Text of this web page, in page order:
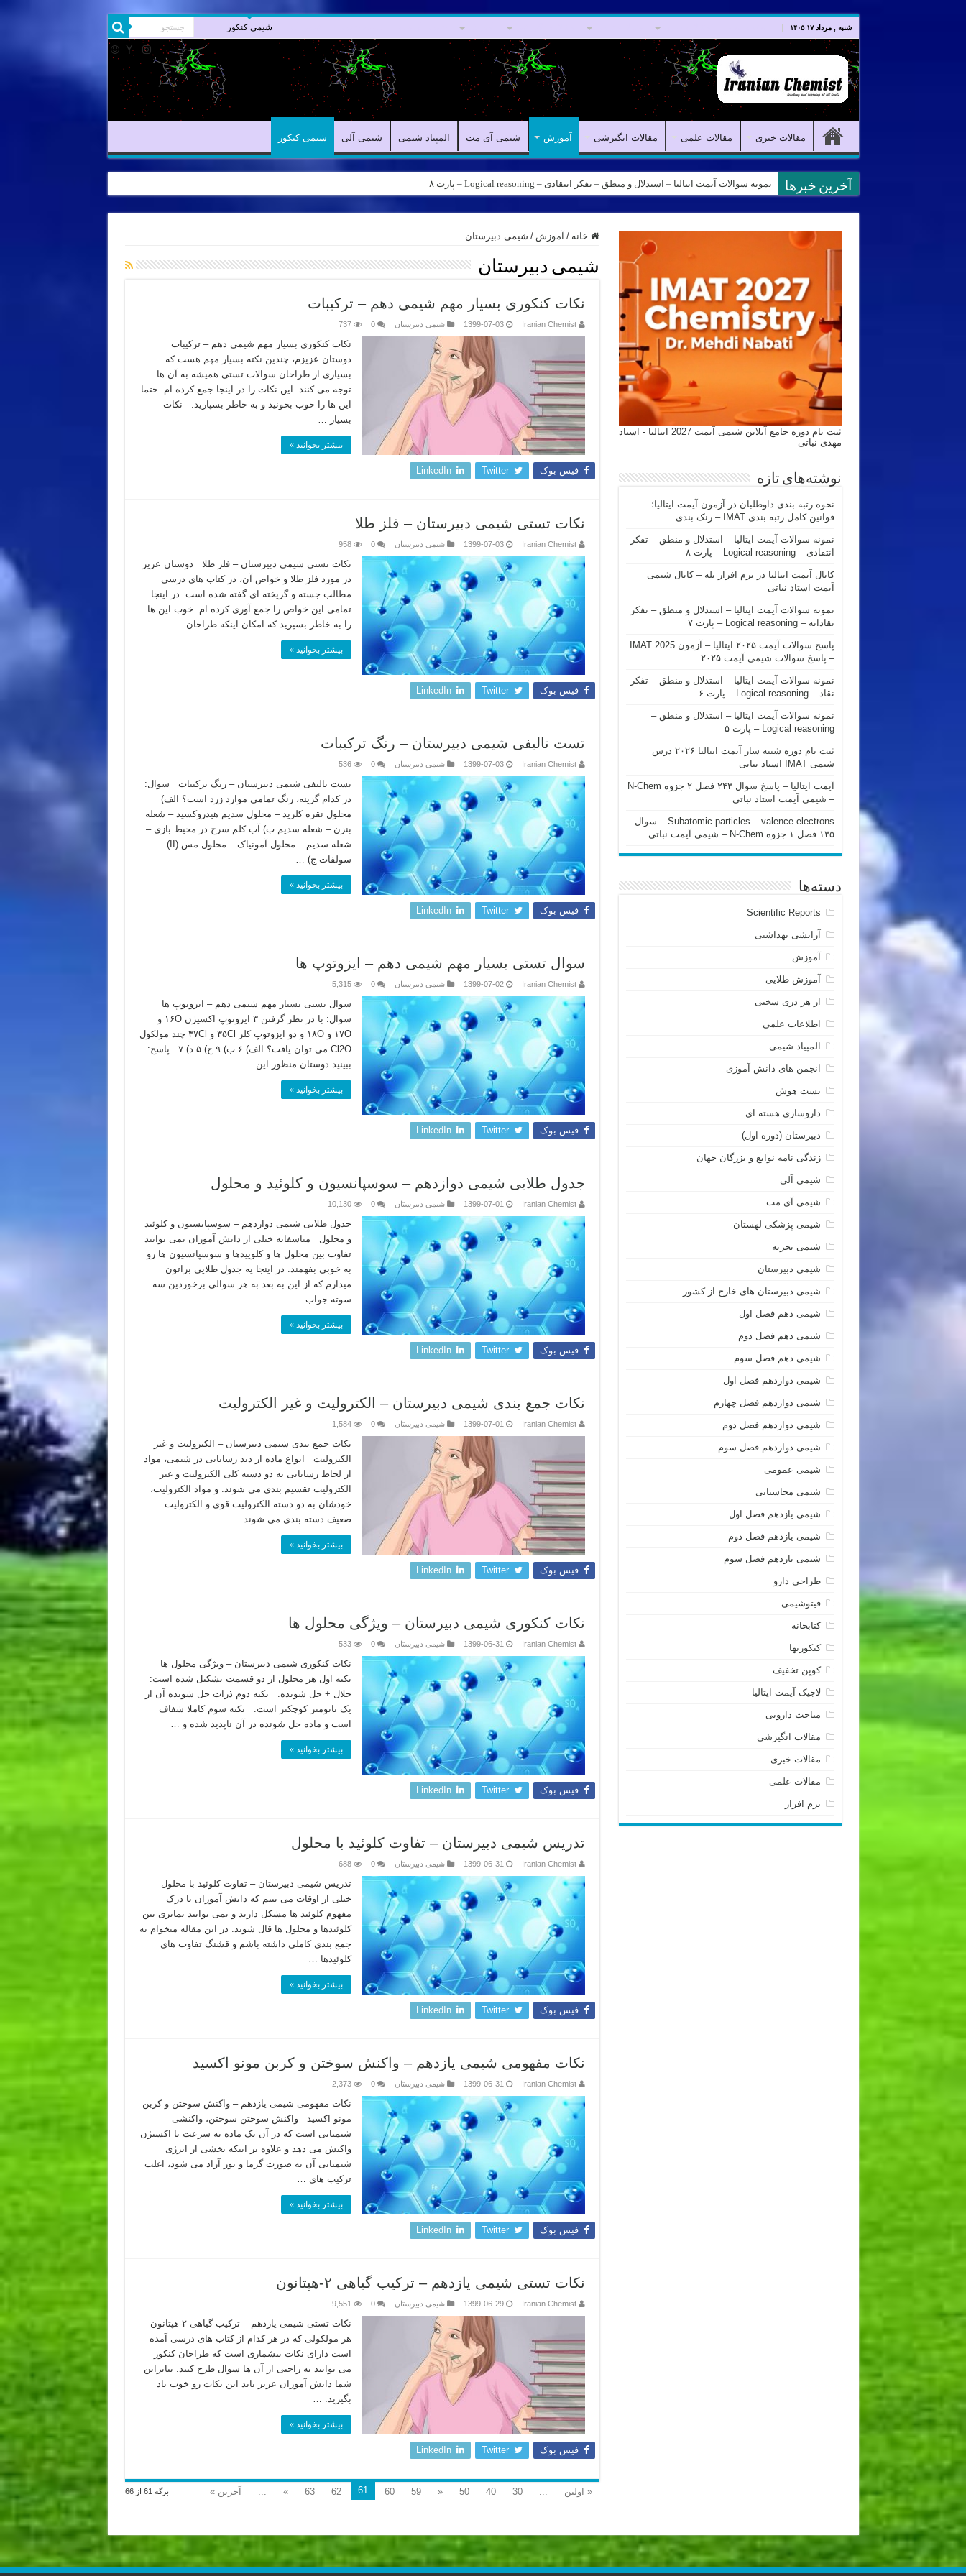
شنبه , مرداد ۱۷ ۱۴۰۵ شیمی کنکور
مقالات خبری مقالات علمی مقالات انگیزشی آموزش شیمی آی مت المپیاد شیمی شیمی آلی شیمی کنکور
آخرین خبرها نمونه سوالات آیمت ایتالیا – استدلال و منطق – تفکر انتقادی – Logical reasoning – پارت ۸
خانه / آموزش / شیمی دبیرستان
شیمی دبیرستان
نکات کنکوری بسیار مهم شیمی دهم – ترکیبات
Iranian Chemist
1399-07-03 شیمی دبیرستان 0
737
نکات کنکوری بسیار مهم شیمی دهم – ترکیبات
دوستان عزیزم، چندین نکته بسیار مهم هست که
بسیاری از طراحان سوالات تستی همیشه به آن ها
توجه می کنند. این نکات را در اینجا جمع کرده ام. حتما
این ها را خوب بخونید و به خاطر بسپارید. نکات
بسیار …
بیشتر بخوانید »
فیس بوک Twitter
LinkedIn
نکات تستی شیمی دبیرستان – فلز طلا
Iranian Chemist
1399-07-03 شیمی دبیرستان 0
958
نکات تستی شیمی دبیرستان – فلز طلا دوستان عزیز
در مورد فلز طلا و خواص آن، در کتاب های درسی
مطالب جسته و گریخته ای گفته شده است. در اینجا
تمامی این خواص را جمع آوری کرده ام. خوب این ها
را به خاطر بسپرید که امکان اینکه طراحان …
بیشتر بخوانید »
فیس بوک Twitter
LinkedIn
تست تالیفی شیمی دبیرستان – رنگ ترکیبات
Iranian Chemist
1399-07-03 شیمی دبیرستان 0
536
تست تالیفی شیمی دبیرستان – رنگ ترکیبات سوال:
در کدام گزینه، رنگ تمامی موارد زرد است؟ الف)
محلول نقره کلرید – محلول سدیم هیدروکسید – شعله
بنزن – شعله سدیم ب) آب کلم سرخ در محیط بازی –
شعله سدیم – محلول آمونیاک – محلول مس (II)
سولفات ج) …
بیشتر بخوانید »
فیس بوک Twitter
LinkedIn
سوال تستی بسیار مهم شیمی دهم – ایزوتوپ ها
Iranian Chemist
1399-07-02 شیمی دبیرستان 0
5,315
سوال تستی بسیار مهم شیمی دهم – ایزوتوپ ها
سوال: با در نظر گرفتن ۳ ایزوتوپ اکسیژن ۱۶O و
۱۷O و ۱۸O و دو ایزوتوپ کلر ۳۵Cl و ۳۷Cl چند مولکول
Cl2O می توان یافت؟ الف) ۶ ب) ۹ ج) ۵ د) ۷ پاسخ:
ببینید دوستان منظور این …
بیشتر بخوانید »
فیس بوک Twitter
LinkedIn
جدول طلایی شیمی دوازدهم – سوسپانسیون و کلوئید و محلول
Iranian Chemist
1399-07-01 شیمی دبیرستان 0
10,130
جدول طلایی شیمی دوازدهم – سوسپانسیون و کلوئید
و محلول متاسفانه خیلی از دانش آموزان نمی توانند
تفاوت بین محلول ها و کلوییدها و سوسپانسیون ها رو
به خوبی بفهمند. در اینجا یه جدول طلایی براتون
میذارم که از این به بعد به هر سوالی برخوردین سه
سوته جواب …
بیشتر بخوانید »
فیس بوک Twitter
LinkedIn
نکات جمع بندی شیمی دبیرستان – الکترولیت و غیر الکترولیت
Iranian Chemist
1399-07-01 شیمی دبیرستان 0
1,584
نکات جمع بندی شیمی دبیرستان – الکترولیت و غیر
الکترولیت انواع ماده از دید رسانایی در شیمی، مواد
از لحاظ رسانایی به دو دسته کلی الکترولیت و غیر
الکترولیت تقسیم بندی می شوند. و مواد الکترولیت،
خودشان به دو دسته الکترولیت قوی و الکترولیت
ضعیف دسته بندی می شوند. …
بیشتر بخوانید »
فیس بوک Twitter
LinkedIn
نکات کنکوری شیمی دبیرستان – ویژگی محلول ها
Iranian Chemist
1399-06-31 شیمی دبیرستان 0
533
نکات کنکوری شیمی دبیرستان – ویژگی محلول ها
نکته اول هر محلول از دو قسمت تشکیل شده است:
حلال + حل شونده. نکته دوم ذرات حل شونده آن از
یک نانومتر کوچکتر است. نکته سوم کاملا شفاف
است و ماده حل شونده در آن ناپدید شده و …
بیشتر بخوانید »
فیس بوک Twitter
LinkedIn
تدریس شیمی دبیرستان – تفاوت کلوئید با محلول
Iranian Chemist
1399-06-31 شیمی دبیرستان 0
688
تدریس شیمی دبیرستان – تفاوت کلوئید با محلول
خیلی از اوقات می بینم که دانش آموزان با درک
مفهوم کلوئید ها مشکل دارند و نمی توانند تمایزی بین
کلوئیدها و محلول ها قال شوند. در این مقاله میخوام یه
جمع بندی کاملی داشته باشم و قشنگ تفاوت های
کلوئیدها …
بیشتر بخوانید »
فیس بوک Twitter
LinkedIn
نکات مفهومی شیمی یازدهم – واکنش سوختن و کربن مونو اکسید
Iranian Chemist
1399-06-31 شیمی دبیرستان 0
2,373
نکات مفهومی شیمی یازدهم – واکنش سوختن و کربن
مونو اکسید واکنش سوختن سوختن، واکنشی
شیمیایی است که در آن یک ماده به سرعت با اکسیژن
واکنش می دهد و علاوه بر اینکه بخشی از انرژی
شیمیایی آن به صورت گرما و نور آزاد می شود، اغلب
ترکیب های …
بیشتر بخوانید »
فیس بوک Twitter
LinkedIn
نکات تستی شیمی یازدهم – ترکیب گیاهی ۲-هپتانون
Iranian Chemist
1399-06-29 شیمی دبیرستان 0
9,551
نکات تستی شیمی یازدهم – ترکیب گیاهی ۲-هپتانون
هر مولکولی که در هر کدام از کتاب های درسی آمده
است دارای نکات بیشماری است که طراحان کنکور
می توانند به راحتی از آن ها سوال طرح کنند. بنابراین
شما دانش آموزان عزیز باید این نکات رو خوب یاد
بگیرید. …
بیشتر بخوانید »
فیس بوک Twitter
LinkedIn
برگه 61 از 66 « اولین ...
30
40
50
«
59
60
61
62
63
»
... آخرین »
ثبت نام دوره جامع آنلاین شیمی آیمت 2027 ایتالیا - استاد
مهدی نباتی
نوشته‌های تازه
نحوه رتبه بندی داوطلبان در آزمون آیمت ایتالیا؛
قوانین کامل رتبه بندی IMAT – رنک بندی
نمونه سوالات آیمت ایتالیا – استدلال و منطق – تفکر
انتقادی – Logical reasoning – پارت ۸
کانال آیمت ایتالیا در نرم افزار بله – کانال شیمی
آیمت استاد نباتی
نمونه سوالات آیمت ایتالیا – استدلال و منطق – تفکر
نقادانه – Logical reasoning – پارت ۷
پاسخ سوالات آیمت ۲۰۲۵ ایتالیا – آزمون IMAT 2025
– پاسخ سوالات شیمی آیمت ۲۰۲۵
نمونه سوالات آیمت ایتالیا – استدلال و منطق – تفکر
نقاد – Logical reasoning – پارت ۶
نمونه سوالات آیمت ایتالیا – استدلال و منطق –
Logical reasoning – پارت ۵
ثبت نام دوره شبیه ساز آیمت ایتالیا ۲۰۲۶ درس
شیمی IMAT استاد نباتی
آیمت ایتالیا – پاسخ سوال ۲۴۳ فصل ۲ جزوه N-Chem
– شیمی آیمت استاد نباتی
Subatomic particles – valence electrons – سوال
۱۳۵ فصل ۱ جزوه N-Chem – شیمی آیمت نباتی
دسته‌ها
Scientific Reports
آرایشی بهداشتی
آموزش
آموزش طلایی
از هر دری سخنی
اطلاعات علمی
المپیاد شیمی
انجمن های دانش آموزی
تست هوش
داروسازی هسته ای
دبیرستان (دوره اول)
زندگی نامه نوابغ و بزرگان جهان
شیمی آلی
شیمی آی مت
شیمی پزشکی لهستان
شیمی تجزیه
شیمی دبیرستان
شیمی دبیرستان های خارج از کشور
شیمی دهم فصل اول
شیمی دهم فصل دوم
شیمی دهم فصل سوم
شیمی دوازدهم فصل اول
شیمی دوازدهم فصل چهارم
شیمی دوازدهم فصل دوم
شیمی دوازدهم فصل سوم
شیمی عمومی
شیمی محاسباتی
شیمی یازدهم فصل اول
شیمی یازدهم فصل دوم
شیمی یازدهم فصل سوم
طراحی دارو
فیتوشیمی
کتابخانه
کنکوریها
کوپن تخفیف
لاجیک آیمت ایتالیا
مباحث دارویی
مقالات انگیزشی
مقالات خبری
مقالات علمی
نرم افزار